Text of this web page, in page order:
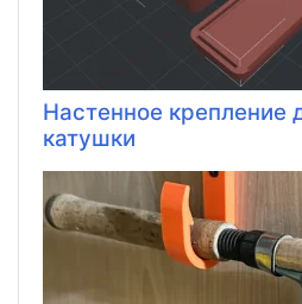
Настенное крепление
катушки